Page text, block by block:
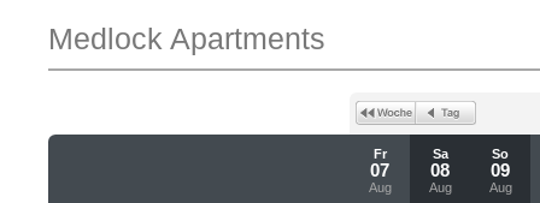
Medlock Apartments
Fr
07
Aug
Sa
08
Aug
So
09
Aug